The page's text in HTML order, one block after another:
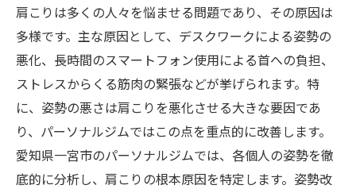
長期的なモチベーション維持の秘訣
ストレスフルな生活から解放されるためのパー
ソナルジム活用法
ストレス軽減と肩こりの関係性
メンタルヘルスを考慮したトレーニング
リラクゼーション技法の導入
自然体へのリセット期間
肩こりは多くの人々を悩ませる問題であり、その原因は
多様です。主な原因として、デスクワークによる姿勢の
悪化、長時間のスマートフォン使用による首への負担、
ストレスからくる筋肉の緊張などが挙げられます。特
に、姿勢の悪さは肩こりを悪化させる大きな要因であ
り、パーソナルジムではこの点を重点的に改善します。
愛知県一宮市のパーソナルジムでは、各個人の姿勢を徹
底的に分析し、肩こりの根本原因を特定します。姿勢改